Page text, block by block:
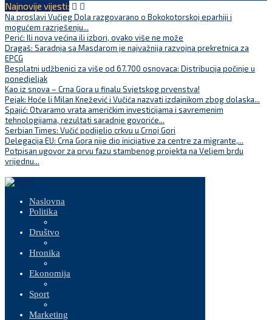
Najnovije vijesti:
Na proslavi Vučjeg Dola razgovarano o Bokokotorskoj eparhiji i
mogućem razrješenju...
Perić: Ili nova većina ili izbori, ovako više ne može
Dragaš: Saradnja sa Masdarom je najvažnija razvojna prekretnica za
EPCG
Besplatni udžbenici za više od 67.700 osnovaca: Distribucija počinje u
ponedjeljak
Kao iz snova – Crna Gora u finalu Svjetskog prvenstva!
Pejak: Hoće li Milan Knežević i Vučića nazvati izdajnikom zbog dolaska...
Spajić: Otvaramo vrata američkim investicijama i savremenim
tehnologijama, rezultati saradnje govoriće...
Serbian Times: Vučić podijelio crkvu u Crnoj Gori
Delegacija EU: Crna Gora nije dio inicijative za centre za migrante,...
Potpisan ugovor za prvu fazu stambenog projekta na Veljem brdu
vrijednu...
Naslovna
Politika
Društvo
Hronika
Ekonomija
Sport
Marketing